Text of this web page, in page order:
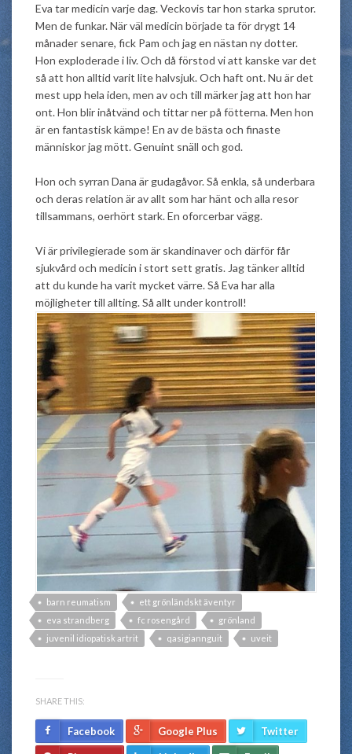
Eva tar medicin varje dag. Veckovis tar hon starka sprutor.
Men de funkar. När väl medicin började ta för drygt 14
månader senare, fick Pam och jag en nästan ny dotter.
Hon exploderade i liv. Och då förstod vi att kanske var det
så att hon alltid varit lite halvsjuk. Och haft ont. Nu är det
mest upp hela iden, men av och till märker jag att hon har
ont. Hon blir inåtvänd och tittar ner på fötterna. Men hon
är en fantastisk kämpe! En av de bästa och finaste
människor jag mött. Genuint snäll och god.
Hon och syrran Dana är gudagåvor. Så enkla, så underbara
och deras relation är av allt som har hänt och alla resor
tillsammans, oerhört stark. En oforcerbar vägg.
Vi är privilegierade som är skandinaver och därför får
sjukvård och medicin i stort sett gratis. Jag tänker alltid
att du kunde ha varit mycket värre. Så Eva har alla
möjligheter till allting. Så allt under kontroll!
barn reumatism
ett grönländskt äventyr
eva strandberg
fc rosengård
grönland
juvenil idiopatisk artrit
qasigiannguit uveit
SHARE THIS:
Facebook Google Plus Twitter